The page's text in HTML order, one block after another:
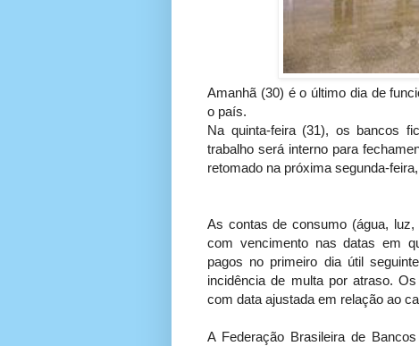
Amanhã (30) é o último dia de
o país.
Na quinta-feira (31), os bancos
trabalho será interno para
retomado na próxima segunda-
As contas de consumo (água,
com vencimento nas datas em
pagos no primeiro dia útil
incidência de multa por atraso.
com data ajustada em relação ao
A Federação Brasileira de